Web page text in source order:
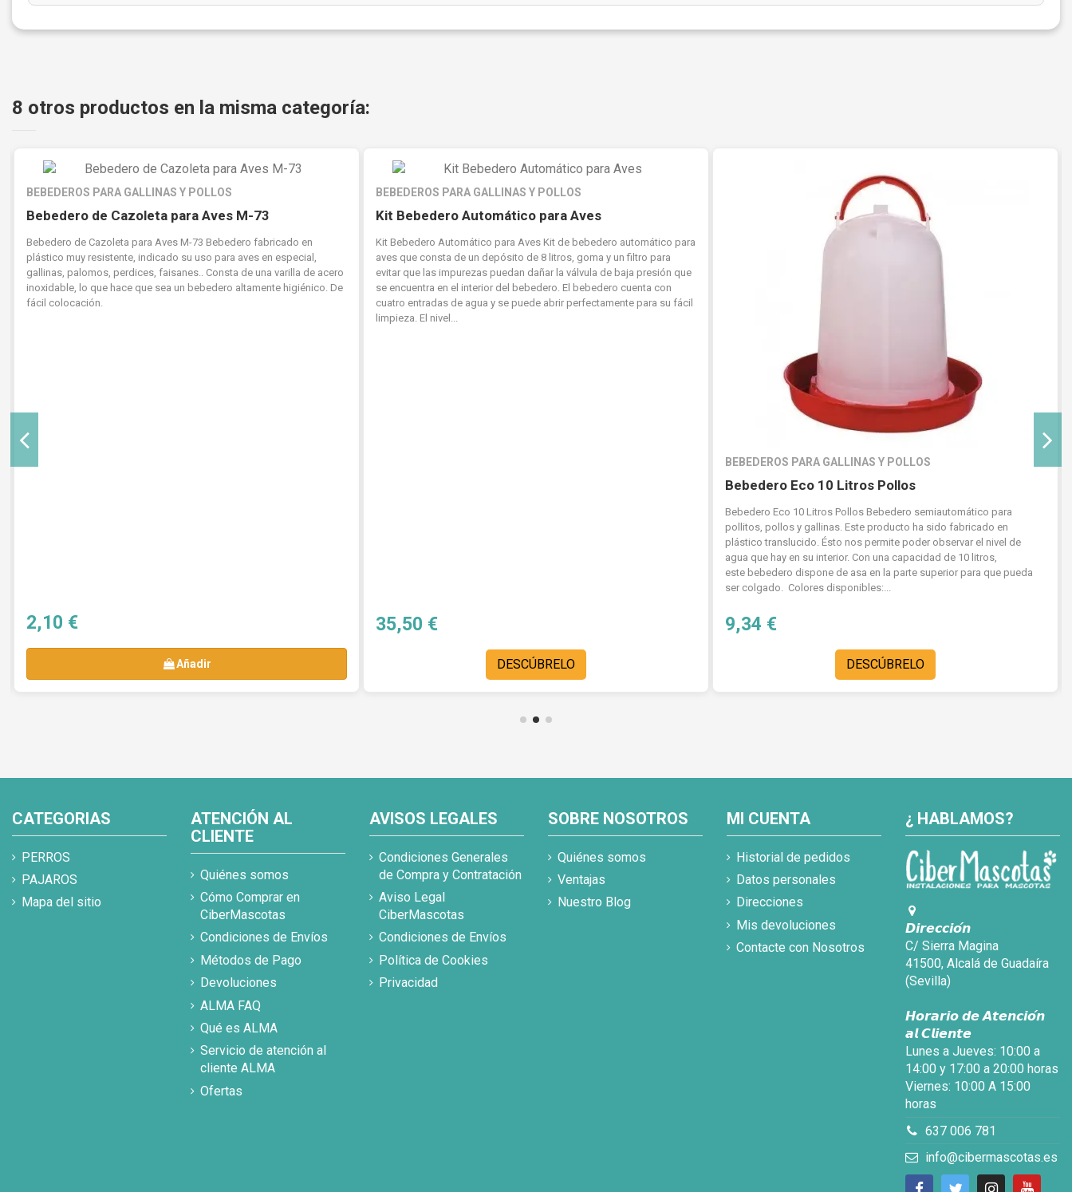
8 otros productos en la misma categoría:
BEBEDEROS PARA GALLINAS Y POLLOS
Bebedero de Cazoleta para Aves M-73
Bebedero de Cazoleta para Aves M-73 Bebedero fabricado en
plástico muy resistente, indicado su uso para aves en especial,
gallinas, palomos, perdices, faisanes.. Consta de una varilla de acero
inoxidable, lo que hace que sea un bebedero altamente higiénico. De
fácil colocación.
2,10 €
Añadir
BEBEDEROS PARA GALLINAS Y POLLOS
Kit Bebedero Automático para Aves
Kit Bebedero Automático para Aves Kit de bebedero automático para
aves que consta de un depósito de 8 litros, goma y un filtro para
evitar que las impurezas puedan dañar la válvula de baja presión que
se encuentra en el interior del bebedero. El bebedero cuenta con
cuatro entradas de agua y se puede abrir perfectamente para su fácil
limpieza. El nivel...
35,50 €
DESCÚBRELO
BEBEDEROS PARA GALLINAS Y POLLOS
Bebedero Eco 10 Litros Pollos
Bebedero Eco 10 Litros Pollos Bebedero semiautomático para
pollitos, pollos y gallinas. Este producto ha sido fabricado en
plástico translucido. Ésto nos permite poder observar el nivel de
agua que hay en su interior. Con una capacidad de 10 litros,
este bebedero dispone de asa en la parte superior para que pueda
ser colgado. Colores disponibles:...
9,34 €
DESCÚBRELO
CATEGORIAS
PERROS
PAJAROS
Mapa del sitio
ATENCIÓN AL
CLIENTE
Quiénes somos
Cómo Comprar en
CiberMascotas
Condiciones de Envíos
Métodos de Pago
Devoluciones
ALMA FAQ
Qué es ALMA
Servicio de atención al
cliente ALMA
Ofertas
AVISOS LEGALES
Condiciones Generales
de Compra y Contratación
Aviso Legal
CiberMascotas
Condiciones de Envíos
Política de Cookies
Privacidad
SOBRE NOSOTROS
Quiénes somos
Ventajas
Nuestro Blog
MI CUENTA
Historial de pedidos
Datos personales
Direcciones
Mis devoluciones
Contacte con Nosotros
¿ HABLAMOS?
𝘿𝙞𝙧𝙚𝙘𝙘𝙞𝙤́𝙣
C/ Sierra Magina
41500, Alcalá de Guadaíra
(Sevilla)
𝙃𝙤𝙧𝙖𝙧𝙞𝙤 𝙙𝙚 𝘼𝙩𝙚𝙣𝙘𝙞𝙤́𝙣
𝙖𝙡 𝘾𝙡𝙞𝙚𝙣𝙩𝙚
Lunes a Jueves: 10:00 a
14:00 y 17:00 a 20:00 horas
Viernes: 10:00 A 15:00
horas
637 006 781
info@cibermascotas.es